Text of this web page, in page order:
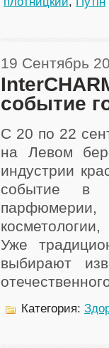
19 Сентябрь
событие
С 20 по 22
на Левом
индустрии
событие в
парфюмерии,
Уже
выбирают
Категория: